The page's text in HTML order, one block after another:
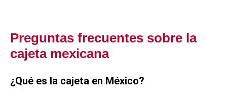
Preguntas frecuentes sobre la
cajeta mexicana
¿Qué es la cajeta en México?